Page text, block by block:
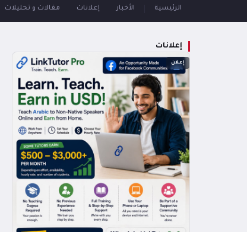
الرئيسية الأخبار إعلانات مقالات و تحليلات
إعلانات
إعلان